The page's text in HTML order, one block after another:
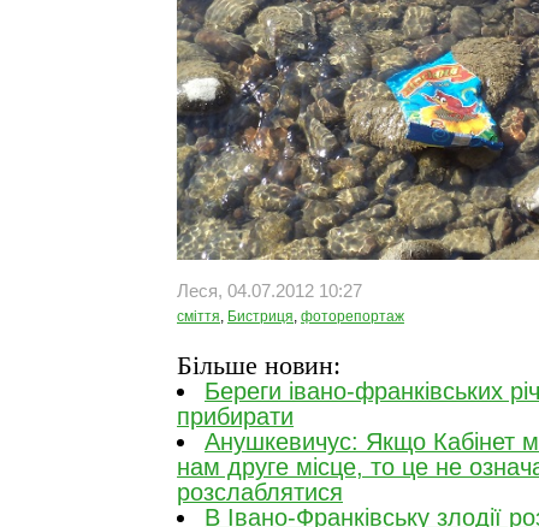
Леся, 04.07.2012 10:27
сміття Бистриця фоторепортаж
Більше новин:
Береги івано-франківських
прибирати
Анушкевичус: Якщо Кабінет
нам друге місце, то це не
розслаблятися
В Івано-Франківську злодії